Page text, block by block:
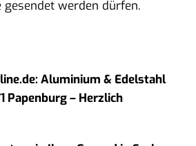
gesendet werden dürfen.
Aluminium & Edelstahl
Papenburg – Herzlich